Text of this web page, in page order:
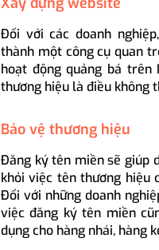
Đối với các doanh
thành một công cụ quan
hoạt động quảng bá
thương hiệu là điều không
Bảo vệ thương hiệu
Đăng ký tên miền sẽ giúp
khỏi việc tên thương hiệu
Đối với những doanh
việc đăng ký tên miền
dụng cho hàng nhái, hàng